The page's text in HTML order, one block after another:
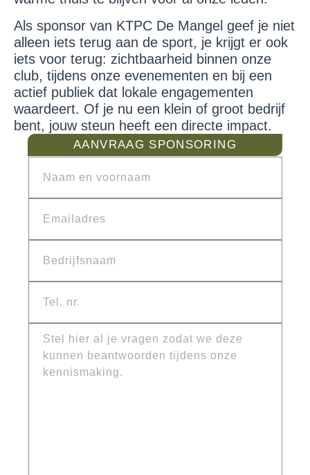
Als sponsor van KTPC De Mangel geef je niet
alleen iets terug aan de sport, je krijgt er ook
iets voor terug: zichtbaarheid binnen onze
club, tijdens onze evenementen en bij een
actief publiek dat lokale engagementen
waardeert. Of je nu een klein of groot bedrijf
bent, jouw steun heeft een directe impact.
AANVRAAG SPONSORING